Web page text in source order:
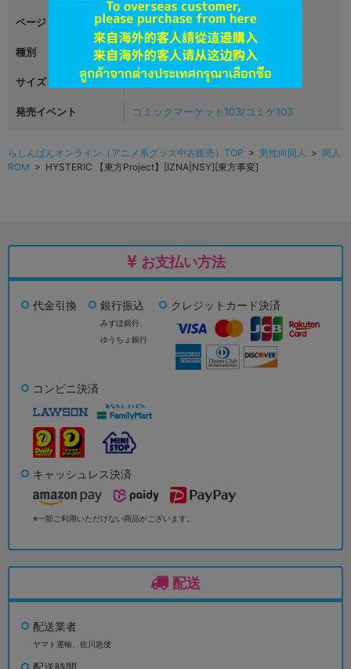
ページ 1
種別 音楽
サイズ CD
発売イベント コミックマーケット103/コミケ103
らしんばんオンライン（アニメ系グッズ中古販売）TOP > 男性向同人 > 同人
ROM > HYSTERIC 【東方Project】[IZNA|NSY][東方事変]
お支払い方法
代金引換 銀行振込
みずほ銀行、
ゆうちょ銀行
クレジットカード決済
コンビニ決済
キャッシュレス決済
※一部ご利用いただけない商品がございます。
配送
配送業者
ヤマト運輸、佐川急便